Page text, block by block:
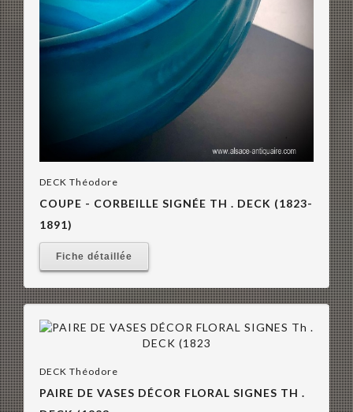
DECK Théodore
COUPE - CORBEILLE SIGNÉE TH . DECK (1823-
1891)
Fiche détaillée
DECK Théodore
PAIRE DE VASES DÉCOR FLORAL SIGNES TH .